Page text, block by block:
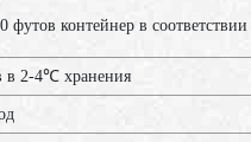
футов контейнер в
в 2-4℃ хранения